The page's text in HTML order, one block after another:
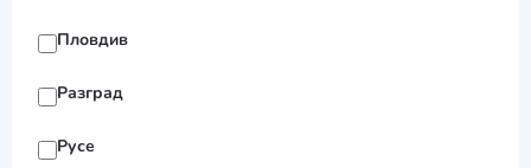
Пловдив
Разград
Русе